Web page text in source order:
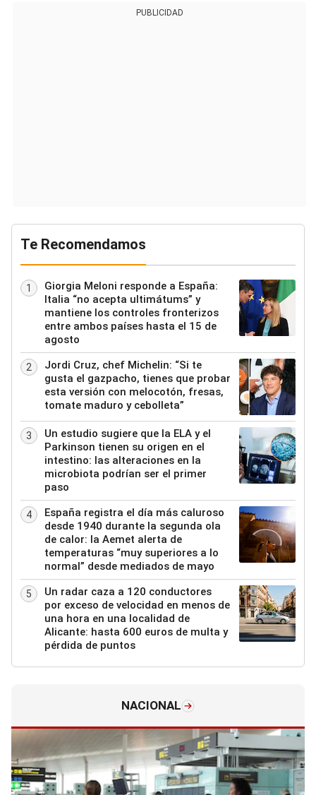
PUBLICIDAD
Te Recomendamos
1
Giorgia Meloni responde a España:
Italia “no acepta ultimátums” y
mantiene los controles fronterizos
entre ambos países hasta el 15 de
agosto
2
Jordi Cruz, chef Michelin: “Si te
gusta el gazpacho, tienes que probar
esta versión con melocotón, fresas,
tomate maduro y cebolleta”
3
Un estudio sugiere que la ELA y el
Parkinson tienen su origen en el
intestino: las alteraciones en la
microbiota podrían ser el primer
paso
4
España registra el día más caluroso
desde 1940 durante la segunda ola
de calor: la Aemet alerta de
temperaturas “muy superiores a lo
normal” desde mediados de mayo
5
Un radar caza a 120 conductores
por exceso de velocidad en menos de
una hora en una localidad de
Alicante: hasta 600 euros de multa y
pérdida de puntos
NACIONAL